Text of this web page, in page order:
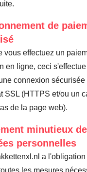
de
vous effectuez un
en ligne, ceci
connexion sécurisée
SSL (HTTPS et/ou un
de la page web).
minutieux
personnelles
a l'obligation